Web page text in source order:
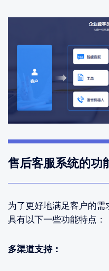
售后客服系统的功
为了更好地满足客户的
具有以下一些功能特点：
多渠道支持：